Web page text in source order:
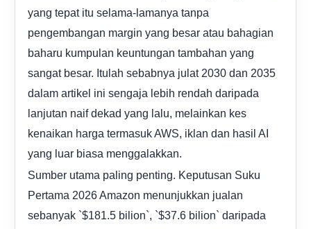
yang tepat itu selama-lamanya tanpa
pengembangan margin yang besar atau bahagian
baharu kumpulan keuntungan tambahan yang
sangat besar. Itulah sebabnya julat 2030 dan 2035
dalam artikel ini sengaja lebih rendah daripada
lanjutan naif dekad yang lalu, melainkan kes
kenaikan harga termasuk AWS, iklan dan hasil AI
yang luar biasa menggalakkan.
Sumber utama paling penting. Keputusan Suku
Pertama 2026 Amazon menunjukkan jualan
sebanyak `$181.5 bilion`, `$37.6 bilion` daripada